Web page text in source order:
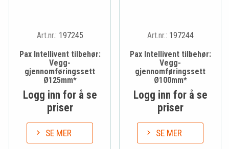
Art.nr.: 197245
Pax Intellivent tilbehør:
Vegg-
gjennomføringssett
Ø125mm*
Logg inn for å se
priser
SE MER
Art.nr.: 197244
Pax Intellivent tilbehør:
Vegg-
gjennomføringssett
Ø100mm*
Logg inn for å se
priser
SE MER